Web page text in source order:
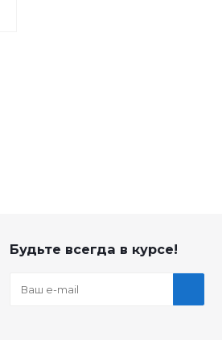
Будьте всегда в курсе!